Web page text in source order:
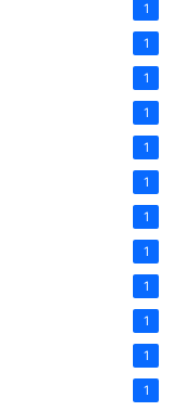
1
1
1
1
1
1
1
1
1
1
1
1